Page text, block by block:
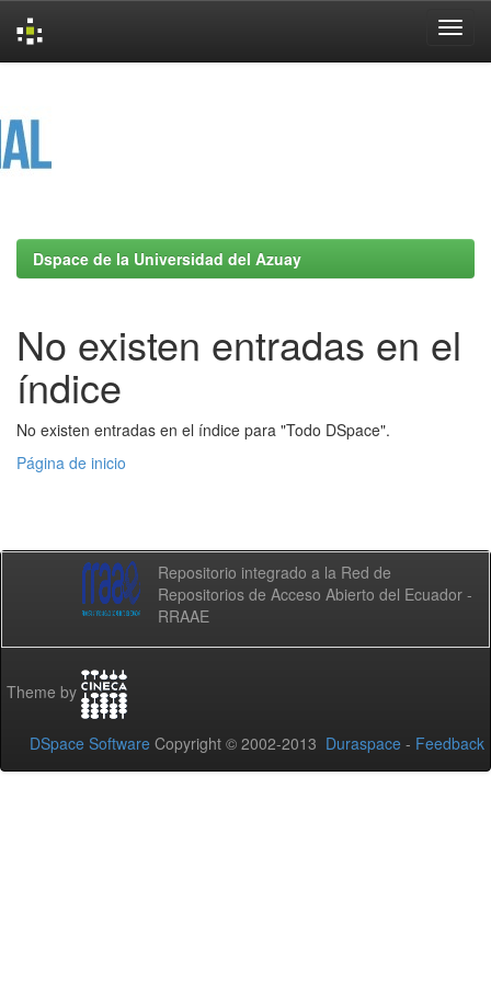
Dspace de la Universidad del Azuay
No existen entradas en el
índice
No existen entradas en el índice para "Todo DSpace".
Página de inicio
Repositorio integrado a la Red de
Repositorios de Acceso Abierto del Ecuador -
RRAAE
Theme by
DSpace Software Copyright © 2002-2013 Duraspace - Feedback